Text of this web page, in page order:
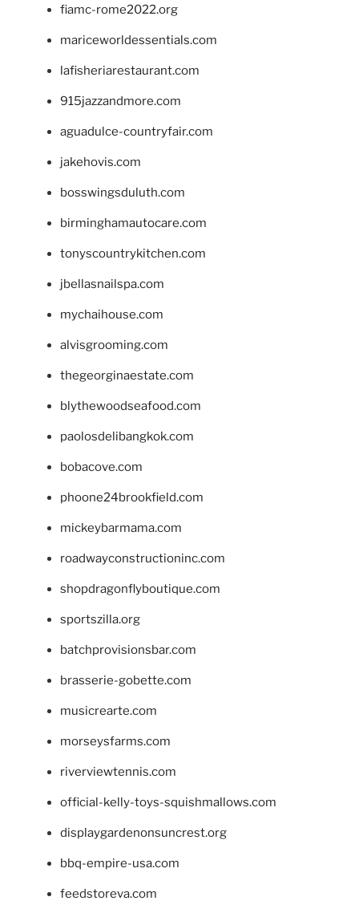
fiamc-rome2022.org
mariceworldessentials.com
lafisheriarestaurant.com
915jazzandmore.com
aguadulce-countryfair.com
jakehovis.com
bosswingsduluth.com
birminghamautocare.com
tonyscountrykitchen.com
jbellasnailspa.com
mychaihouse.com
alvisgrooming.com
thegeorginaestate.com
blythewoodseafood.com
paolosdelibangkok.com
bobacove.com
phoone24brookfield.com
mickeybarmama.com
roadwayconstructioninc.com
shopdragonflyboutique.com
sportszilla.org
batchprovisionsbar.com
brasserie-gobette.com
musicrearte.com
morseysfarms.com
riverviewtennis.com
official-kelly-toys-squishmallows.com
displaygardenonsuncrest.org
bbq-empire-usa.com
feedstoreva.com